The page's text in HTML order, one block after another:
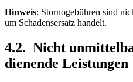
Hinweis: Stornogebühren sind
um Schadensersatz handelt.
4.2. Nicht
dienende Leistungen